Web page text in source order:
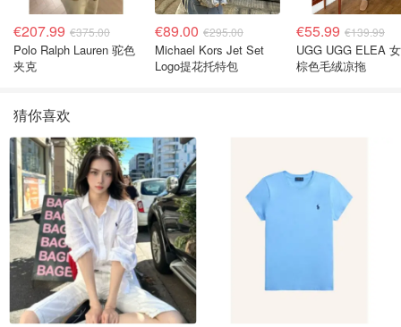
€207.99 €375.00
Polo Ralph Lauren 驼色
夹克
€89.00 €295.00
Michael Kors Jet Set
Logo提花托特包
€55.99 €139.99
UGG UGG ELEA
棕色毛绒凉拖
猜你喜欢